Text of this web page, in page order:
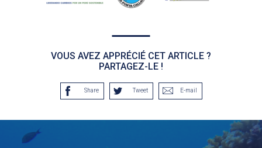
VOUS AVEZ APPRÉCIÉ CET ARTICLE ?
PARTAGEZ-LE !
Share Tweet E-mail